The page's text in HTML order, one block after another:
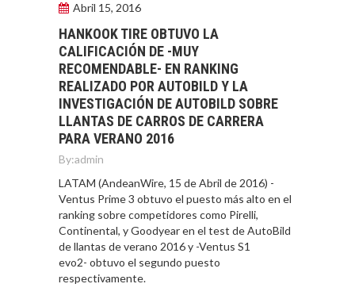
Abril 15, 2016
HANKOOK TIRE OBTUVO LA
CALIFICACIÓN DE -MUY
RECOMENDABLE- EN RANKING
REALIZADO POR AUTOBILD Y LA
INVESTIGACIÓN DE AUTOBILD SOBRE
LLANTAS DE CARROS DE CARRERA
PARA VERANO 2016
By:admin
LATAM (AndeanWire, 15 de Abril de 2016) -
Ventus Prime 3 obtuvo el puesto más alto en el
ranking sobre competidores como Pirelli,
Continental, y Goodyear en el test de AutoBild
de llantas de verano 2016 y -Ventus S1
evo2- obtuvo el segundo puesto
respectivamente.